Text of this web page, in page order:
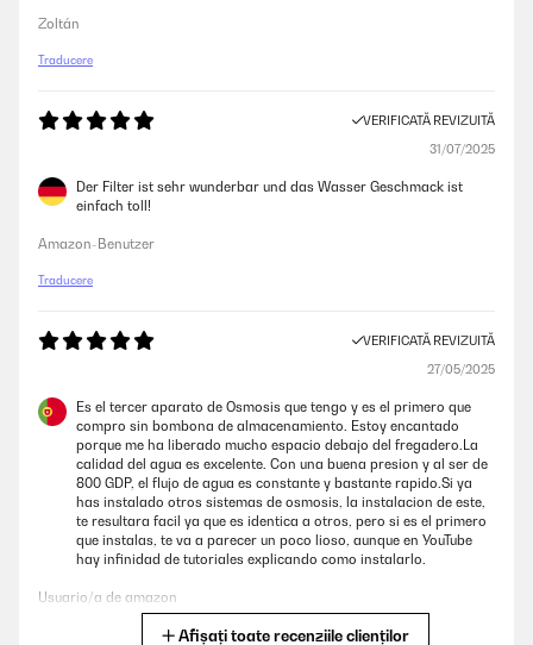
Zoltán
Traducere
VERIFICATĂ REVIZUITĂ
31/07/2025
Der Filter ist sehr wunderbar und das Wasser Geschmack ist
einfach toll!
Amazon-Benutzer
Traducere
VERIFICATĂ REVIZUITĂ
27/05/2025
Es el tercer aparato de Osmosis que tengo y es el primero que
compro sin bombona de almacenamiento. Estoy encantado
porque me ha liberado mucho espacio debajo del fregadero.La
calidad del agua es excelente. Con una buena presion y al ser de
800 GDP, el flujo de agua es constante y bastante rapido.Si ya
has instalado otros sistemas de osmosis, la instalacion de este,
te resultara facil ya que es identica a otros, pero si es el primero
que instalas, te va a parecer un poco lioso, aunque en YouTube
hay infinidad de tutoriales explicando como instalarlo.
Usuario/a de amazon
Afișați toate recenziile clienților